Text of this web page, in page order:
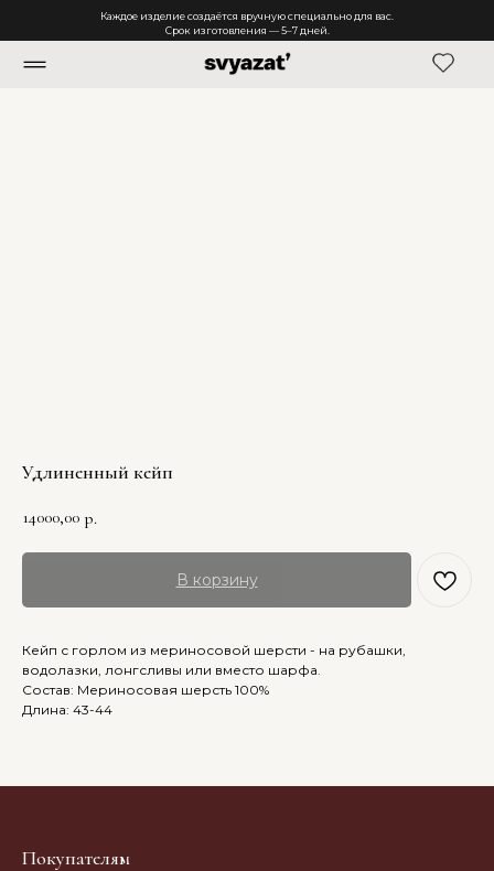
Каждое изделие создаётся вручную специально для вас.
Срок изготовления — 5–7 дней.
Удлиненный кейп
14000,00 р.
В корзину
Кейп с горлом из мериносовой шерсти - на рубашки,
водолазки, лонгсливы или вместо шарфа.
Состав: Мериносовая шерсть 100%
Длина: 43-44
Покупателям